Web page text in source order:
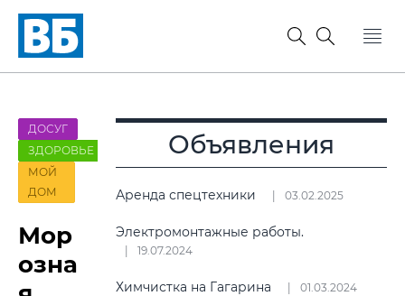
ДОСУГ
ЗДОРОВЬЕ
МОЙ
ДОМ
Мор
озна
Объявления
Аренда спецтехники 03.02.2025
Электромонтажные работы.
19.07.2024
Химчистка на Гагарина 01.03.2024